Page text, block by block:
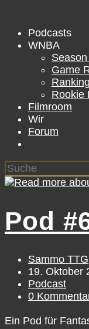
Podcasts
WNBA
Game
Rookie
Filmroom
Wir
Forum
Pod
Beitrags-
Autor:
Sammo TTG
Beitrag
veröffentlicht:
19. Oktober
Beitrags-
Kategorie:
Podcast
Beitrags-
0
Ein Pod für